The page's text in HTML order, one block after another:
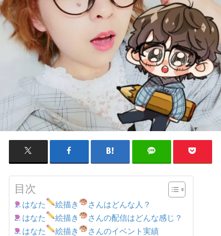
目次
はなた 絵描き
さんはどんな人？
はなた
絵描き
さんの配信はどんな感じ？
はなた
絵描き
さんのイベント実績